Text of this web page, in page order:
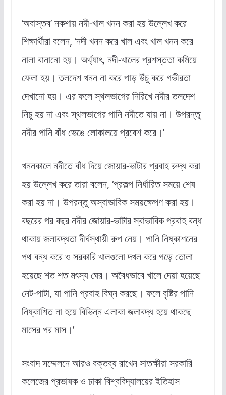
‘অবাস্তব’ নকশায় নদী-খাল খনন করা হয় উল্লেখ করে
শিক্ষার্থীরা বলেন, ‘নদী খনন করে খাল এবং খাল খনন করে
নালা বানানো হয়। অর্থ্যাৎ, নদী-খালের প্রশস্ততা কমিয়ে
ফেলা হয়। তলদেশ খনন না করে পাড় উঁচু করে গভীরতা
দেখানো হয়। এর ফলে স্থলভাগের নিরিখে নদীর তলদেশ
নিচু হয় না এবং স্থলভাগের পানি নদীতে যায় না। উপরন্তু
নদীর পানি বাঁধ ভেঙে লোকালয়ে প্রবেশ করে।’
খননকালে নদীতে বাঁধ দিয়ে জোয়ার-ভাটার প্রবাহ রুদ্ধ করা
হয় উল্লেখ করে তারা বলেন, ‘প্রকল্প নির্ধারিত সময়ে শেষ
করা হয় না। উপরন্তু অস্বাভাবিক সময়ক্ষেপণ করা হয়।
বছরের পর বছর নদীর জোয়ার-ভাটার স্বাভাবিক প্রবাহ বন্ধ
থাকায় জলাবদ্ধতা দীর্ঘস্থায়ী রুপ নেয়। পানি নিষ্কাশনের
পথ বন্ধ করে ও সরকারি খালগুলো দখল করে গড়ে তোলা
হয়েছে শত শত মৎস্য ঘের। অবৈধভাবে খালে দেয়া হয়েছে
নেট-পাটা, যা পানি প্রবাহ বিঘ্ন করছে। ফলে বৃষ্টির পানি
নিষ্কাশিত না হয়ে বিভিন্ন এলাকা জলাবদ্ধ হয়ে থাকছে
মাসের পর মাস।’
সংবাদ সম্মেলনে আরও বক্তব্য রাখেন সাতক্ষীরা সরকারি
কলেজের প্রভাষক ও ঢাকা বিশ্ববিদ্যালয়ের ইতিহাস